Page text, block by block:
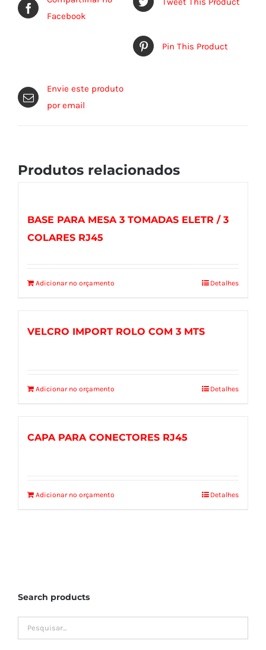
Facebook
Pin This Product
Envie este produto
por email
Produtos relacionados
BASE PARA MESA 3 TOMADAS ELETR / 3
COLARES RJ45
Adicionar no orçamento Detalhes
VELCRO IMPORT ROLO COM 3 MTS
Adicionar no orçamento Detalhes
CAPA PARA CONECTORES RJ45
Adicionar no orçamento Detalhes
Search products